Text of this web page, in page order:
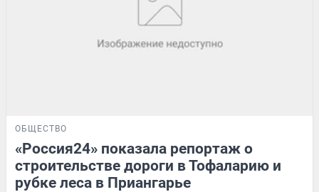
ОБЩЕСТВО
«Россия24» показала репортаж о
строительстве дороги в Тофаларию и
рубке леса в Приангарье